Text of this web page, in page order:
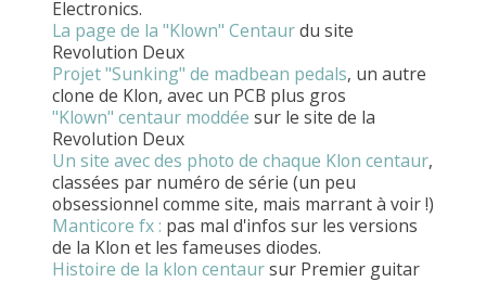
Electronics.
La page de la "Klown" Centaurdu site
Revolution Deux
Projet "Sunking" de madbean pedals, un autre
clone de Klon, avec un PCB plus gros
"Klown" centaur moddée sur le site de la
Revolution Deux
Un site avec des photo de chaque Klon centaur,
classées par numéro de série (un peu
obsessionnel comme site, mais marrant à voir !)
Manticore fx : pas mal d'infos sur les versions
de la Klon et les fameuses diodes.
Histoire de la klon centaursur Premier guitar